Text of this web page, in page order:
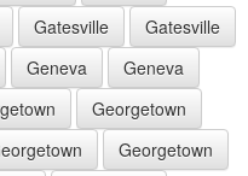
Gatesville
Gatesville
Geneva
Geneva
Georgetown
Georgetown